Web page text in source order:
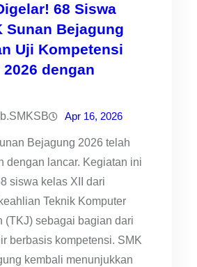
68 Siswa
Sunan Bejagung
Uji Kompetensi
dengan
Apr 16, 2026
Bejagung 2026 telah
dengan lancar. Kegiatan ini
siswa kelas XII dari
Teknik Komputer
(TKJ) sebagai bagian dari
berbasis kompetensi. SMK
kembali menunjukkan